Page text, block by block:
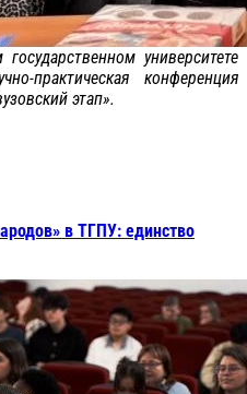
университете
практическая конференция
этап».
в ТГПУ: единство